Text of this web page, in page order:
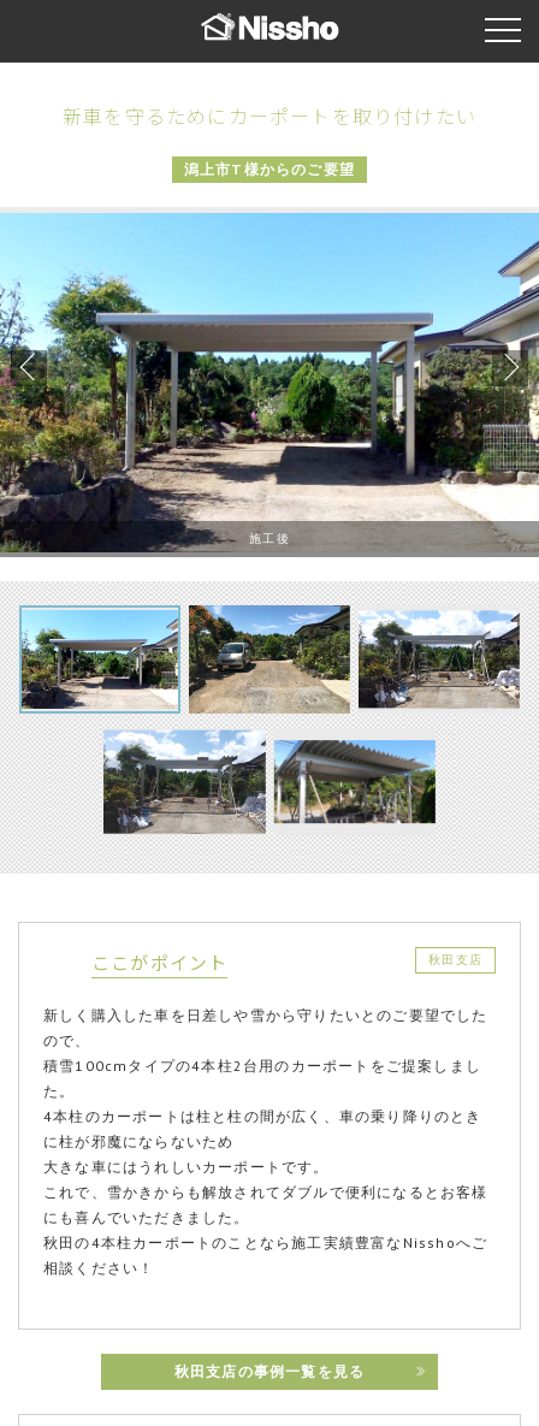
新車を守るためにカーポートを取り付けたい
潟上市T様からのご要望
施工後
ここがポイント 秋田支店
新しく購入した車を日差しや雪から守りたいとのご要望でした
ので、
積雪100cmタイプの4本柱2台用のカーポートをご提案しまし
た。
4本柱のカーポートは柱と柱の間が広く、車の乗り降りのとき
に柱が邪魔にならないため
大きな車にはうれしいカーポートです。
これで、雪かきからも解放されてダブルで便利になるとお客様
にも喜んでいただきました。
秋田の4本柱カーポートのことなら施工実績豊富なNisshoへご
相談ください！
秋田支店の事例一覧を見る